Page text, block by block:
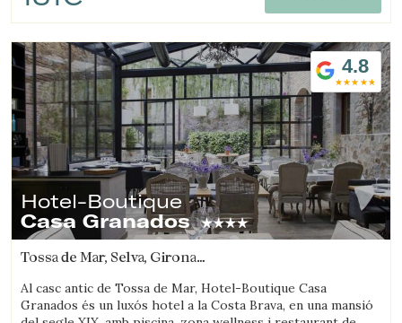
4.8
Hotel-Boutique
Casa Granados
Tossa de Mar, Selva, Girona
Al casc antic de Tossa de Mar, Hotel-Boutique Casa
Granados és un luxós hotel a la Costa Brava, en una mansió